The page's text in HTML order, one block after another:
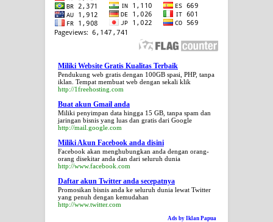
Miliki Website Gratis Kualitas Terbaik
Pendukung web gratis dengan 100GB spasi, PHP, tanpa
iklan. Tempat membuat web dengan sekali klik
http://1freehosting.com
Buat akun Gmail anda
Miliki penyimpan data hingga 15 GB, tanpa spam dan
jaringan bisnis yang luas dan gratis dari Google
http://mail.google.com
Miliki Akun Facebook anda disini
Facebook akan menghubungkan anda dengan orang-
orang disekitar anda dan dari seluruh dunia
http://www.facebook.com
Daftar akun Twitter anda secepatnya
Promosikan bisnis anda ke seluruh dunia lewat Twitter
yang penuh dengan kemudahan
http://www.twitter.com
Ads by Iklan Papua